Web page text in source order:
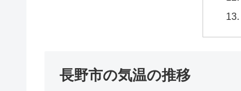
長野市の気温の推移